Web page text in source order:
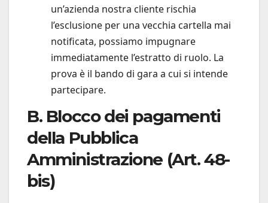
un’azienda nostra cliente rischia
l’esclusione per una vecchia cartella mai
notificata, possiamo impugnare
immediatamente l’estratto di ruolo. La
prova è il bando di gara a cui si intende
partecipare.
B. Blocco dei pagamenti
della Pubblica
Amministrazione (Art. 48-
bis)